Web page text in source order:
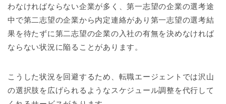
わなければならない企業が多く、第一志望の企業の選考途
中で第二志望の企業から内定連絡があり第一志望の選考結
果を待たずに第二志望の企業の入社の有無を決めなければ
ならない状況に陥ることがあります。
こうした状況を回避するため、転職エージェントでは沢山
の選択肢を広げられるようなスケジュール調整を代行して